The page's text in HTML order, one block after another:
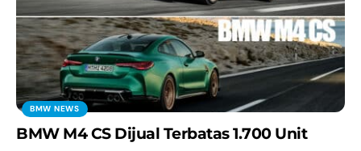
BMW NEWS
BMW M4 CS Dijual Terbatas 1.700 Unit